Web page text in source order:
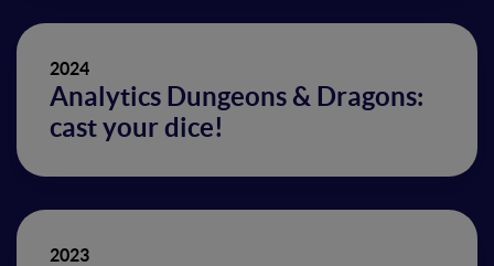
2024
Analytics Dungeons & Dragons:
cast your dice!
2023